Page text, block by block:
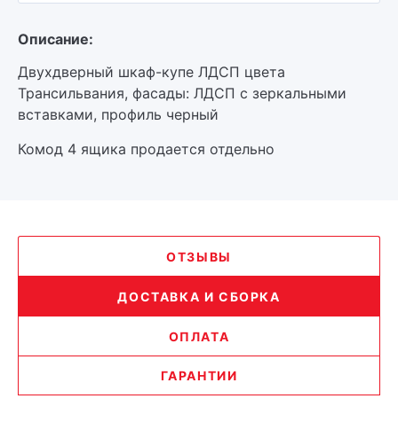
Описание:
Двухдверный шкаф-купе ЛДСП цвета
Трансильвания, фасады: ЛДСП с зеркальными
вставками, профиль черный
Комод 4 ящика продается отдельно
ОТЗЫВЫ
ДОСТАВКА И СБОРКА
ОПЛАТА
ГАРАНТИИ